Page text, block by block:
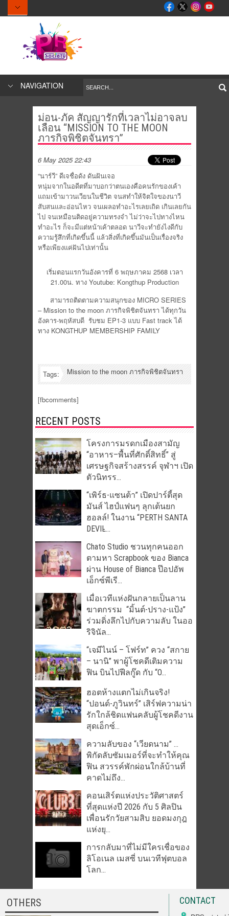
NAVIGATION
ม่อน-ภัค สัญญารักที่เวลาไม่อาจลบ
เลือน “MISSION TO THE MOON
ภารกิจพิชิตจันทรา”
6 May 2025 22:43
“นาร์วี” ดีเจชื่อดัง ดันฝันเจอ
หนุ่มจากในอดีตที่มาบอกว่าตนเองคือคนรักของเค้า
แถมเข้ามาวนเวียนในชีวิต จนสทำให้จิตใจของนาวี
สับสนและอ่อนไหว จนเผลอทำอะไรเลยเถิด เกินเลยกัน
ไป จนเหมือนติดอยู่ความทรงจำ ไม่ว่าจะไปทางไหน
ทำอะไร ก็จะมีแต่หน้าเค้าตลอด นาวีจะทำยังไงดีกับ
ความรู้สึกที่เกิดขึ้นนี้ แล้วสิ่งที่เกิดขึ้นมันเป็นเรื่องจริง
หรือเพียงแค่ฝันไปเท่านั้น
เริ่มตอนแรกวันอังคารที่ 6 พฤษภาคม 2568 เวลา
21.00น. ทาง Youtube: Kongthup Production
สามารถติดตามความสนุกของ MICRO SERIES
– Mission to the moon ภารกิจพิชิตจันทรา ได้ทุกวัน
อังคาร-พฤหัสบดี รับชม EP1-3 แบบ Fast track ได้
ทาง KONGTHUP MEMBERSHIP FAMILY
Tags: Mission to the moon ภารกิจพิชิตจันทรา
[fbcomments]
RECENT POSTS
โครงการมรดกเมืองสามัญ
“อาหาร–พื้นที่ศักดิ์สิทธิ์” สู่
เศรษฐกิจสร้างสรรค์ จุฬาฯ เปิด
ตัวนิทรร...
“เพิร์ธ-แซนต้า” เปิดปาร์ตี้สุด
มันส์ ไฮป์แฟนๆ ลุกเต้นยก
ฮอลล์! ในงาน “PERTH SANTA
DEVIL̵...
Chato Studio ชวนทุกคนออก
ตามหา Scrapbook ของ Bianca
ผ่าน House of Bianca ป๊อปอัพ
เอ็กซ์พีเรี...
เมื่อเวทีแห่งฝันกลายเป็นลาน
ฆาตกรรม “มิ้นต์-ปราง-แป้ง”
ร่วมดิ่งลึกไปกับความลับ ในออ
ริจินัล...
“เจมีไนน์ – โฟร์ท” ควง “สกาย
– นานิ” พาผู้โชคดีเติมความ
ฟิน บินไปฟีลกู๊ด กับ “O...
ฮอตห้างแตกไม่เกินจริง!
“ปอนด์-ภูวินทร์” เสิร์ฟความน่า
รักใกล้ชิดแฟนคลับผู้โชคดีงาน
สุดเอ็กซ์...
ความลับของ “เวียดนาม” …
พิกัดลับซัมเมอร์ที่จะทำให้คุณ
ฟิน สวรรค์พักผ่อนใกล้บ้านที่
คาดไม่ถึง...
คอนเสิร์ตแห่งประวัติศาสตร์
ที่สุดแห่งปี 2026 กับ 5 ศิลปิน
เพื่อนรักวัยสามสิบ ยอดมงกุฎ
แห่งยุ...
การกลับมาที่ไม่มีใครเชื่อของ
ลิโอเนล เมสซี่ บนเวทีฟุตบอล
โลก...
OTHERS CONTACT